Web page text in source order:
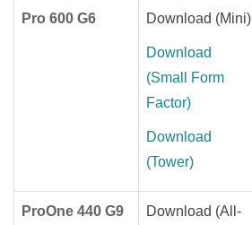
Pro 600 G6 Download (Mini)
Download
(Small Form
Factor)
Download
(Tower)
ProOne 440 G9
Download (All-